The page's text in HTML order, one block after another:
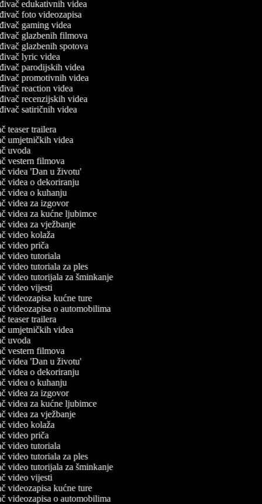
edukativnih videa
foto videozapisa
gaming videa
glazbenih filmova
glazbenih spotova
lyric videa
parodijskih videa
promotivnih videa
reaction videa
recenzijskih videa
satiričnih videa
teaser trailera
umjetničkih videa
uvoda
vestern filmova
videa 'Dan u životu'
videa o dekoriranju
videa o kuhanju
videa za izgovor
videa za kućne ljubimce
videa za vježbanje
video kolaža
video priča
video tutoriala
video tutoriala za ples
video tutorijala za šminkanje
video vijesti
videozapisa kućne ture
videozapisa o automobilima
teaser trailera
umjetničkih videa
uvoda
vestern filmova
videa 'Dan u životu'
videa o dekoriranju
videa o kuhanju
videa za izgovor
videa za kućne ljubimce
videa za vježbanje
video kolaža
video priča
video tutoriala
video tutoriala za ples
video tutorijala za šminkanje
video vijesti
videozapisa kućne ture
videozapisa o automobilima